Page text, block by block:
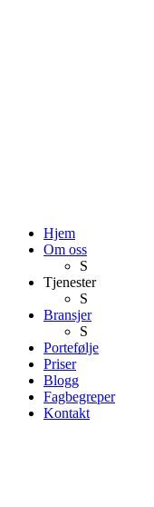
Hjem
Om oss
S
Tjenester
S
Bransjer
S
Portefølje
Priser
Blogg
Fagbegreper
Kontakt